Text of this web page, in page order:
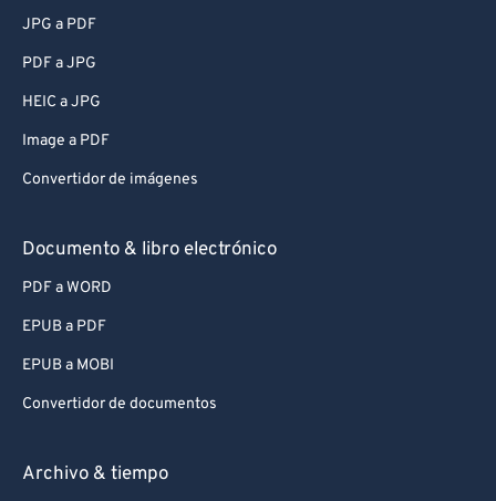
JPG a PDF
PDF a JPG
HEIC a JPG
Image a PDF
Convertidor de imágenes
Documento & libro electrónico
PDF a WORD
EPUB a PDF
EPUB a MOBI
Convertidor de documentos
Archivo & tiempo